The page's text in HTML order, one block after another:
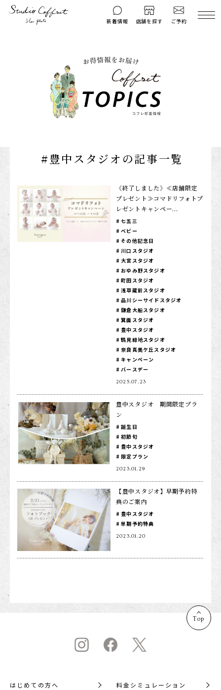
新着情報 店舗を探す ご予約
はじめての方へ 料金シミュレーション
衣装ギャラリー よくある質問
コフレマグ
料金プラン
お宮参り
入学・卒業記念
1/2成人式・十歳の祝い
子供の写真撮影・スタジオフォト
赤ちゃん撮影・ベビーフォト
リピーター様専用
店舗を探す
#豊中スタジオの記事一覧
《終了しました》≪店舗限定
プレゼント≫コマドリフォトプ
レゼントキャンペー...
七五三
ベビー
その他記念日
川口スタジオ
大宮スタジオ
おゆみ野スタジオ
町田スタジオ
浅草蔵前スタジオ
品川シーサイドスタジオ
鎌倉大船スタジオ
箕面スタジオ
豊中スタジオ
鶴見緑地スタジオ
奈良真美ケ丘スタジオ
キャンペーン
バースデー
2025.07.23
豊中スタジオ 期間限定プラ
ン
誕生日
初節句
豊中スタジオ
限定プラン
2023.01.29
【豊中スタジオ】早期予約特
典のご案内
豊中スタジオ
早期予約特典
2023.01.20
Top
はじめての方へ 料金シミュレーション